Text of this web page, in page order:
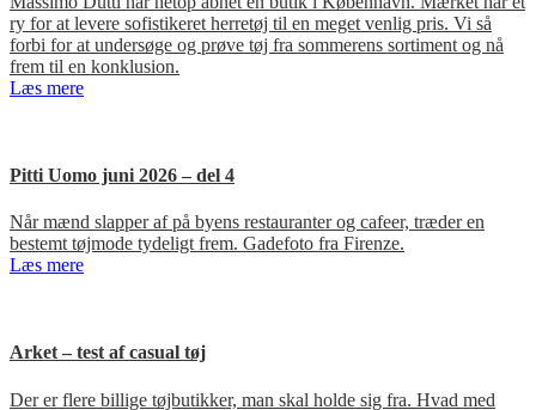
ry for at levere sofistikeret herretøj til en meget venlig pris. Vi så
forbi for at undersøge og prøve tøj fra sommerens sortiment og nå
frem til en konklusion.
Læs mere
Pitti Uomo juni 2026 – del 4
Når mænd slapper af på byens restauranter og cafeer, træder en
bestemt tøjmode tydeligt frem. Gadefoto fra Firenze.
Læs mere
Arket – test af casual tøj
Der er flere billige tøjbutikker, man skal holde sig fra. Hvad med